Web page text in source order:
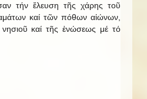
τήν ἔλευση τῆς χάρης τοῦ
καί τῶν πόθων αἰώνων,
καί τῆς ἑνώσεως μέ τό